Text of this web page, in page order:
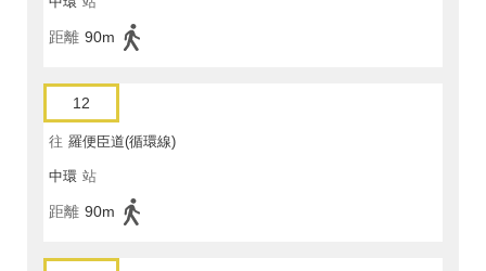
距離 90m
12
往 羅便臣道(循環線)
中環 站
距離 90m